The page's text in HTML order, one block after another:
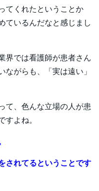
てくれたということか
ているんだなと感じまし
界では看護師が患者さん
ながらも、「実は遠い」
て、色んな立場の人が患
すよね。
されてるということです